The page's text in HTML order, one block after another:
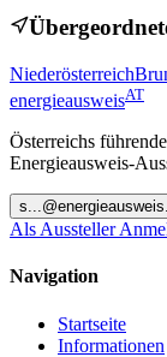
Niederösterreich
energieausweisAT
Österreichs
Energieausweis-
s...@
Als Aussteller
Navigation
Startseite
Informationen